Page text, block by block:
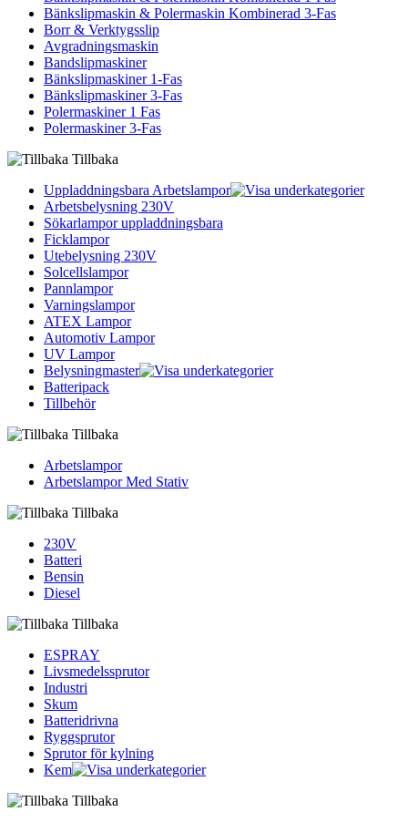
Bänkslipmaskin & Polermaskin Kombinerad 3-Fas
Borr & Verktygsslip
Avgradningsmaskin
Bandslipmaskiner
Bänkslipmaskiner 1-Fas
Bänkslipmaskiner 3-Fas
Polermaskiner 1 Fas
Polermaskiner 3-Fas
Tillbaka
Uppladdningsbara Arbetslampor
Arbetsbelysning 230V
Sökarlampor uppladdningsbara
Ficklampor
Utebelysning 230V
Solcellslampor
Pannlampor
Varningslampor
ATEX Lampor
Automotiv Lampor
UV Lampor
Belysningmaster
Batteripack
Tillbehör
Tillbaka
Arbetslampor
Arbetslampor Med Stativ
Tillbaka
230V
Batteri
Bensin
Diesel
Tillbaka
ESPRAY
Livsmedelssprutor
Industri
Skum
Batteridrivna
Ryggsprutor
Sprutor för kylning
Kem
Tillbaka